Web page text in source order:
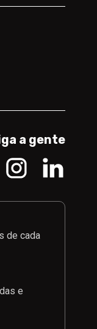
a gente
de cada
e